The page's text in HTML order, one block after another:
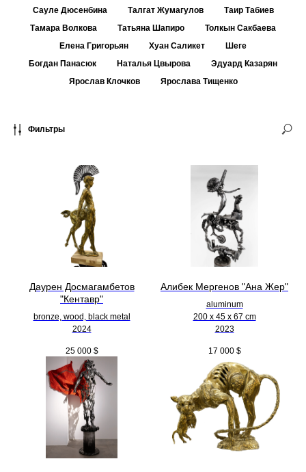
Сауле Дюсенбина
Талгат Жумагулов
Таир Табиев
Тамара Волкова
Татьяна Шапиро
Толкын Сакбаева
Елена Григорьян
Хуан Саликет
Шеге
Богдан Панасюк
Наталья Цвырова
Эдуард Казарян
Ярослав Клочков
Ярослава Тищенко
Фильтры
Даурен Досмагамбетов
"Кентавр"
bronze, wood, black metal
2024
25 000 $
Алибек Мергенов "Ана Жер"
aluminum
200 х 45 х 67 cm
2023
17 000 $